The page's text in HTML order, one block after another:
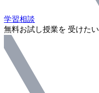
学習相談
無料お試し授業を 受けたい